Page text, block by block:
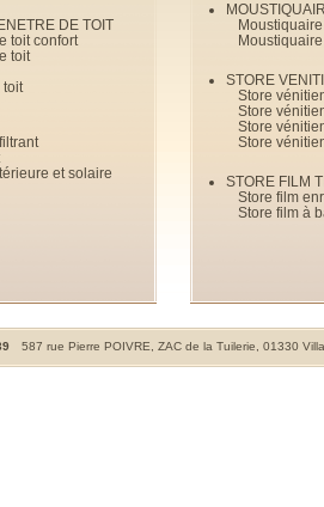
DE TOIT
toit confort
toit
toit
et solaire
STORE
Store
Store
Store
Store
STORE FILM
Store film
Store film à
587 rue Pierre POIVRE, ZAC de la Tuilerie, 01330